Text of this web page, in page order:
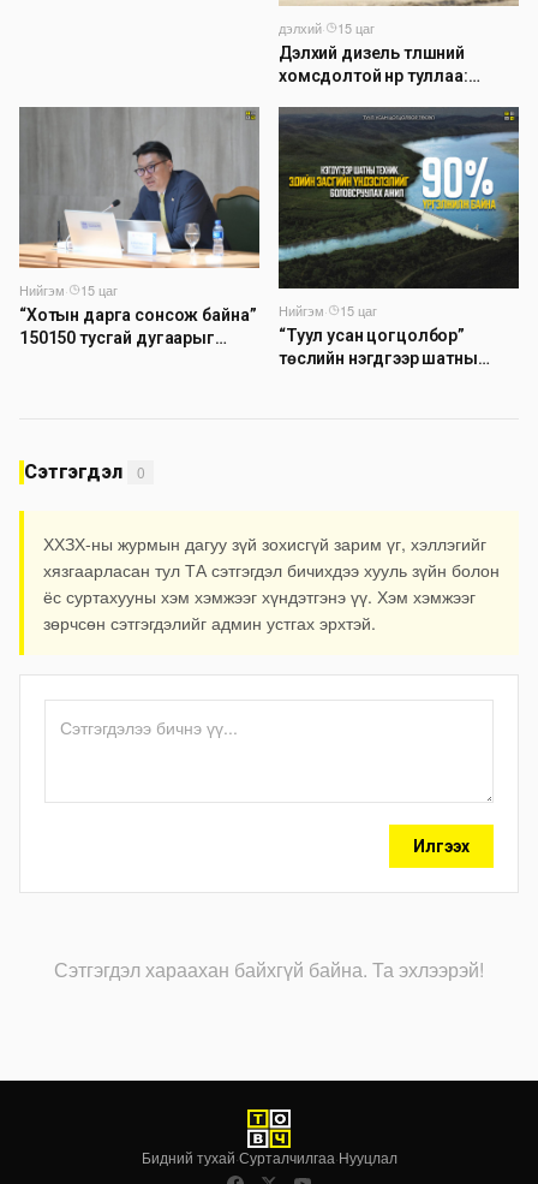
дэлхий·
15 цаг
Дэлхий дизель түлшний
хомсдолтой нүүр туллаа:
компаниуд аюулын дохио
өгч байна
Нийгэм·
15 цаг
“Хотын дарга сонсож байна”
150150 тусгай дугаарыг
Нийгэм·
15 цаг
“Туул усан цогцолбор”
төслийн нэгдүгээр шатны
Сэтгэгдэл 0
ХХЗХ-ны журмын дагуу зүй зохисгүй зарим үг, хэллэгийг
хязгаарласан тул ТА сэтгэгдэл бичихдээ хууль зүйн болон
ёс суртахууны хэм хэмжээг хүндэтгэнэ үү. Хэм хэмжээг
зөрчсөн сэтгэгдэлийг админ устгах эрхтэй.
Илгээх
Сэтгэгдэл хараахан байхгүй байна. Та эхлээрэй!
Бидний тухай·Сурталчилгаа·Нууцлал